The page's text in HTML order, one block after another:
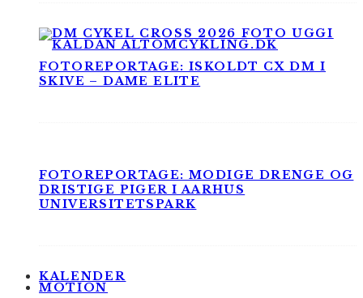
FOTOREPORTAGE: ISKOLDT CX DM I
SKIVE – DAME ELITE
FOTOREPORTAGE: MODIGE DRENGE OG
DRISTIGE PIGER I AARHUS
UNIVERSITETSPARK
KALENDER
MOTION